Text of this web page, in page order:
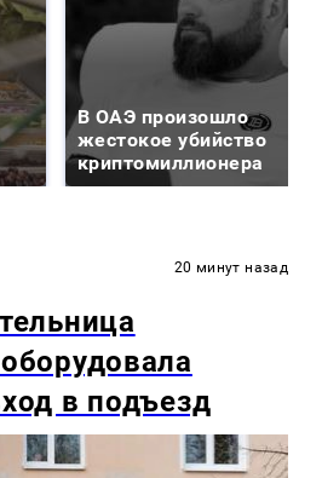
В ОАЭ произошло
жестокое убийство
криптомиллионера
20 минут назад
в подъезд